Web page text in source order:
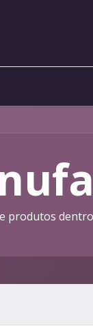
produtos